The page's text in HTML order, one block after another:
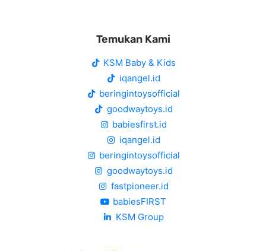
Temukan Kami
KSM Baby & Kids
iqangel.id
beringintoysofficial
goodwaytoys.id
babiesfirst.id
iqangel.id
beringintoysofficial
goodwaytoys.id
fastpioneer.id
babiesFIRST
KSM Group